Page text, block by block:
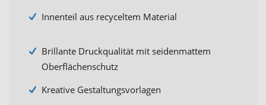
Innenteil aus recyceltem Material
Brillante Druckqualität mit seidenmattem
Oberflächenschutz
Kreative Gestaltungsvorlagen